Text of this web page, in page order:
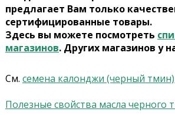
предлагает Вам только
сертифицированные товары.
Здесь вы можете посмотреть
магазинов. Других магазинов у
См. семена калонджи (черный тмин)
Полезные свойства масла черного